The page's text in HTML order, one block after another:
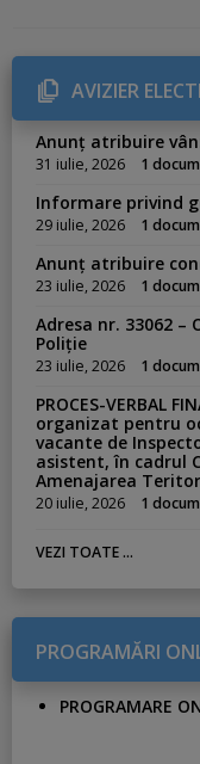
r
i
e
s
AVIZIER
Anunț atribuire
31 iulie, 2026 1
Informare privind
29 iulie, 2026 1
Anunț atribuire
23 iulie, 2026 1
Adresa nr. 33062 –
Poliție
23 iulie, 2026 1
PROCES-VERBAL
organizat pentru
vacante de
asistent, în cadrul
Amenajarea
20 iulie, 2026 1
VEZI TOATE ...
PROGRAMĂRI
PROGRAMARE